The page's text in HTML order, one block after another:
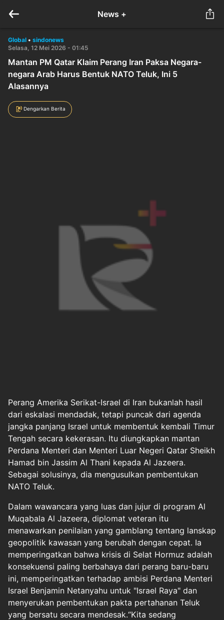
News +
Global • sindonews
Selasa, 12 Mei 2026 - 01:45
Mantan PM Qatar Klaim Perang Iran Paksa Negara-
negara Arab Harus Bentuk NATO Teluk, Ini 5
Alasannya
Dengarkan Berita
Perang Amerika Serikat-Israel di Iran bukanlah hasil
dari eskalasi mendadak, tetapi puncak dari agenda
jangka panjang Israel untuk membentuk kembali Timur
Tengah secara kekerasan. Itu diungkapkan mantan
Perdana Menteri dan Menteri Luar Negeri Qatar Sheikh
Hamad bin Jassim Al Thani kepada Al Jazeera.
Sebagai solusinya, dia mengusulkan pembentukan
NATO Teluk.
Dalam wawancara yang luas dan jujur di program Al
Muqabala Al Jazeera, diplomat veteran itu
menawarkan penilaian yang gamblang tentang lanskap
geopolitik kawasan yang berubah dengan cepat. Ia
memperingatkan bahwa krisis di Selat Hormuz adalah
konsekuensi paling berbahaya dari perang baru-baru
ini, memperingatkan terhadap ambisi Perdana Menteri
Israel Benjamin Netanyahu untuk "Israel Raya" dan
menyerukan pembentukan pakta pertahanan Teluk
yang bersatu secara mendesak.“Kita sedang